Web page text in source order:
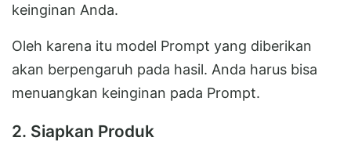
keinginan Anda.
Oleh karena itu model Prompt yang diberikan
akan berpengaruh pada hasil. Anda harus bisa
menuangkan keinginan pada Prompt.
2. Siapkan Produk